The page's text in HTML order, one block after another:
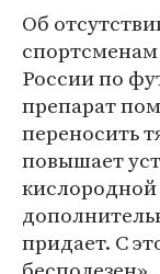
Об
спортсменам
России по
препарат
переносить
повышает
придает. С